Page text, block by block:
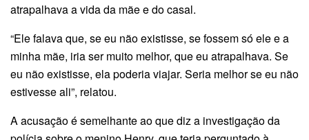
atrapalhava a vida da mãe e do casal.
“Ele falava que, se eu não existisse, se fossem só ele e a
minha mãe, iria ser muito melhor, que eu atrapalhava. Se
eu não existisse, ela poderia viajar. Seria melhor se eu não
estivesse ali”, relatou.
A acusação é semelhante ao que diz a investigação da